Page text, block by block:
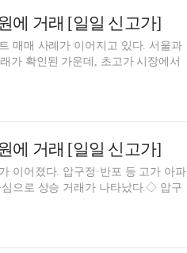
에 거래 [일일 신고가]
매매 사례가 이어지고 있다. 서울과
가 확인된 가운데, 초고가 시장에서
에 거래 [일일 신고가]
이어졌다. 압구정·반포 등 고가 아파
으로 상승 거래가 나타났다.◇ 압구